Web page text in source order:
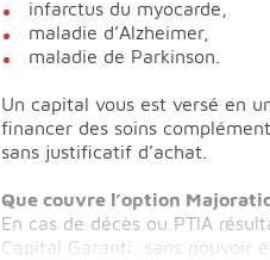
infarctus du myocarde,
maladie d’Alzheimer,
maladie de Parkinson.
Un capital vous est versé en
financer des soins
sans justificatif d’achat.
Que couvre l’option
En cas de décès ou PTIA
Capital Garanti, sans pouvoir